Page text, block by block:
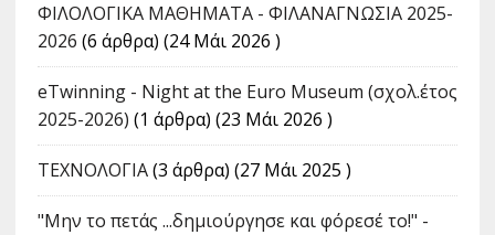
ΦΙΛΟΛΟΓΙΚΑ ΜΑΘΗΜΑΤΑ - ΦΙΛΑΝΑΓΝΩΣΙΑ 2025-
2026 (6 άρθρα) (24 Μάι 2026 )
eTwinning - Night at the Euro Museum (σχολ.έτος
2025-2026) (1 άρθρα) (23 Μάι 2026 )
ΤΕΧΝΟΛΟΓΙΑ(3 άρθρα) (27 Μάι 2025 )
"Μην το πετάς ...δημιούργησε και φόρεσέ το!" -